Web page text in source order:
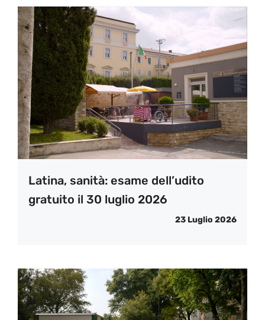
Latina, sanità: esame dell’udito
gratuito il 30 luglio 2026
23 Luglio 2026